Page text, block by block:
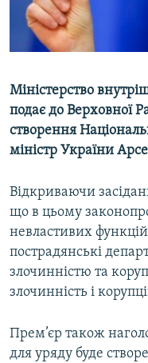
ВІДЕОУРОКИ «ELIFBE»
СВІДЧЕННЯ ОКУПАЦІЇ
ІНФОГРАФІКА
Русский
Qırımtatar
ДОЛУЧАЙСЯ!
Міністерство
подає до Верховної
створення
міністр України
Відкриваючи
що в цьому
невластивих функцій
пострадянські
злочинністю та
злочинність і
Прем’єр також
для уряду буде